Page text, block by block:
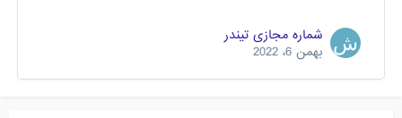
شماره مجازی تیندر
بهمن 6، 2022